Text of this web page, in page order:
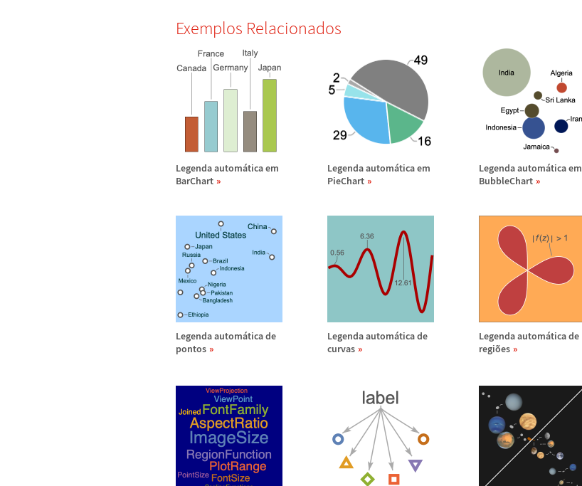
Exemplos Relacionados
Legenda automática em
BarChart
Legenda automática em
PieChart
Legenda automática em
BubbleChart
Legenda automática de
pontos
Legenda automática de
curvas
Legenda automática de
regiões